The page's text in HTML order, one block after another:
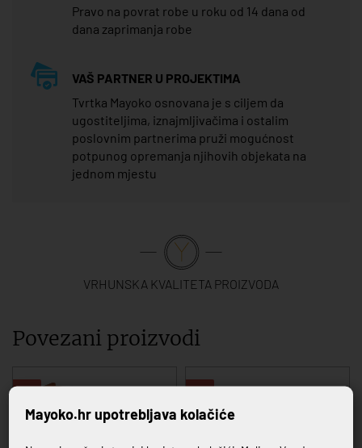
Pravo na povrat robe u roku od 14 dana od
dana zaprimanja robe
VAŠ PARTNER U PROJEKTIMA
Tvrtka Mayoko osnovana je s ciljem da
ugostiteljima, iznajmljivačima i ostalim
poslovnim partnerima pruži mogućnost
potpunog opremanja njihovih objekata na
jednom mjestu
VRHUNSKA KVALITETA PROIZVODA
Povezani proizvodi
Mayoko.hr upotrebljava kolačiće